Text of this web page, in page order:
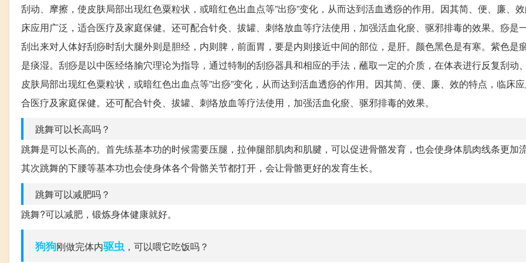
刮动、摩擦，使皮肤局部出现红色粟粒状，或暗红色出血点等”出痧”变化，从而达到活血透痧的作用。因其简、便、廉、
床应用广泛，适合医疗及家庭保健。还可配合针灸、拔罐、刺络放血等疗法使用，加强活血化瘀、驱邪排毒的效果。痧是
刮出来对人体好刮痧时刮大腿外则是胆经，内则脾，前面胃，要是内则接近中间的部位，是肝。颜色黑色是有寒。紫色是
是痰湿。刮痧是以中医经络腧穴理论为指导，通过特制的刮痧器具和相应的手法，蘸取一定的介质，在体表进行反复刮动
皮肤局部出现红色粟粒状，或暗红色出血点等”出痧”变化，从而达到活血透痧的作用。因其简、便、廉、效的特点，临床
合医疗及家庭保健。还可配合针灸、拔罐、刺络放血等疗法使用，加强活血化瘀、驱邪排毒的效果。
跳舞可以长高吗？
跳舞是可以长高的。首先练基本功的时候需要压腿，拉伸腿部肌肉和肌腱，可以促进骨骼发育，也会使身体肌肉线条更加
其次跳舞的下腰等基本功也会使身体各个骨骼关节都打开，会让骨骼更好的发育生长。
跳舞可以减肥吗？
跳舞?可以减肥，锻炼身体健康就好。
狗狗刚做完体内驱虫 ，可以喂它吃饭吗？